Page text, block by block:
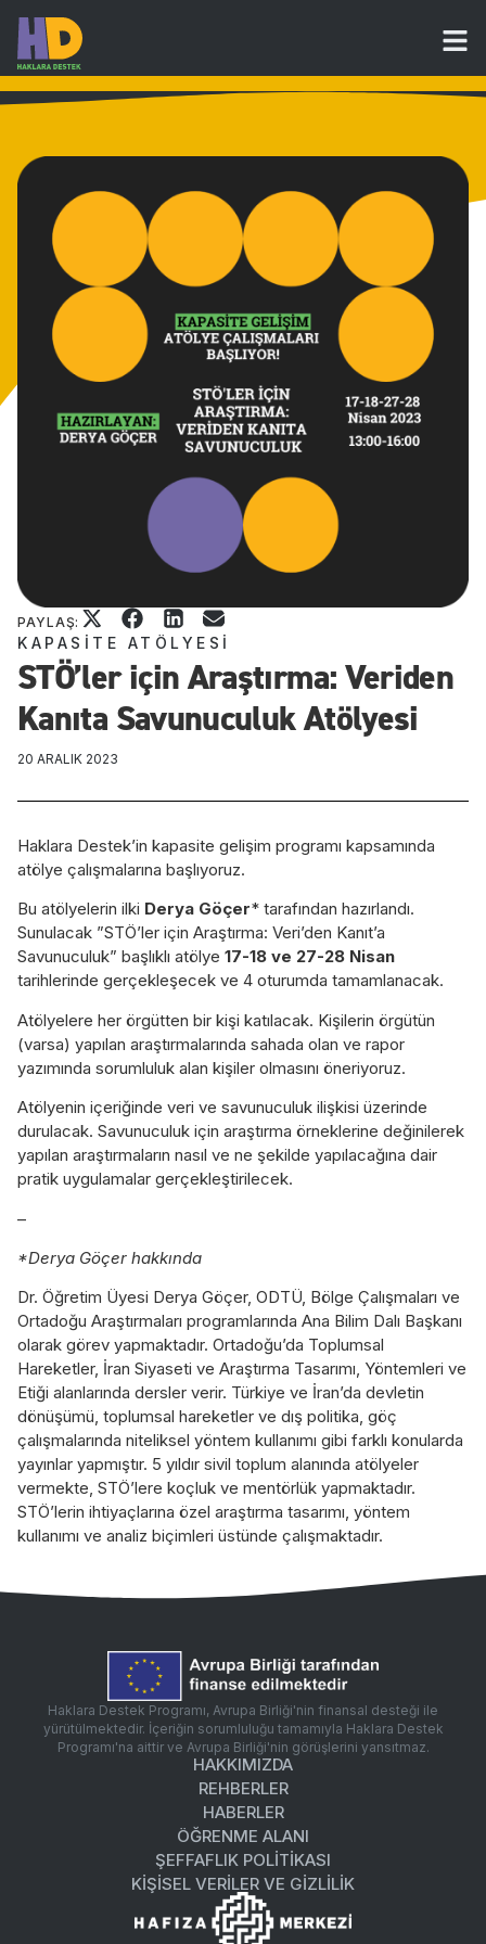
PAYLAŞ:
KAPASITE ATÖLYESI
STÖ’ler için Araştırma: Veriden
Kanıta Savunuculuk Atölyesi
20 ARALIK 2023
Haklara Destek’in kapasite gelişim programı kapsamında
atölye çalışmalarına başlıyoruz.
Bu atölyelerin ilki Derya Göçer* tarafından hazırlandı.
Sunulacak ”STÖ’ler için Araştırma: Veri’den Kanıt’a
Savunuculuk” başlıklı atölye 17-18 ve 27-28 Nisan
tarihlerinde gerçekleşecek ve 4 oturumda tamamlanacak.
Atölyelere her örgütten bir kişi katılacak. Kişilerin örgütün
(varsa) yapılan araştırmalarında sahada olan ve rapor
yazımında sorumluluk alan kişiler olmasını öneriyoruz.
Atölyenin içeriğinde veri ve savunuculuk ilişkisi üzerinde
durulacak. Savunuculuk için araştırma örneklerine değinilerek
yapılan araştırmaların nasıl ve ne şekilde yapılacağına dair
pratik uygulamalar gerçekleştirilecek.
–
*Derya Göçer hakkında
Dr. Öğretim Üyesi Derya Göçer, ODTÜ, Bölge Çalışmaları ve
Ortadoğu Araştırmaları programlarında Ana Bilim Dalı Başkanı
olarak görev yapmaktadır. Ortadoğu’da Toplumsal
Hareketler, İran Siyaseti ve Araştırma Tasarımı, Yöntemleri ve
Etiği alanlarında dersler verir. Türkiye ve İran’da devletin
dönüşümü, toplumsal hareketler ve dış politika, göç
çalışmalarında niteliksel yöntem kullanımı gibi farklı konularda
yayınlar yapmıştır. 5 yıldır sivil toplum alanında atölyeler
vermekte, STÖ’lere koçluk ve mentörlük yapmaktadır.
STÖ’lerin ihtiyaçlarına özel araştırma tasarımı, yöntem
kullanımı ve analiz biçimleri üstünde çalışmaktadır.
Haklara Destek Programı, Avrupa Birliği'nin finansal desteği ile
yürütülmektedir. İçeriğin sorumluluğu tamamıyla Haklara Destek
Programı'na aittir ve Avrupa Birliği'nin görüşlerini yansıtmaz.
HAKKIMIZDA
REHBERLER
HABERLER
ÖĞRENME ALANI
ŞEFFAFLIK POLITIKASI
KİŞİSEL VERİLER VE GİZLİLİK